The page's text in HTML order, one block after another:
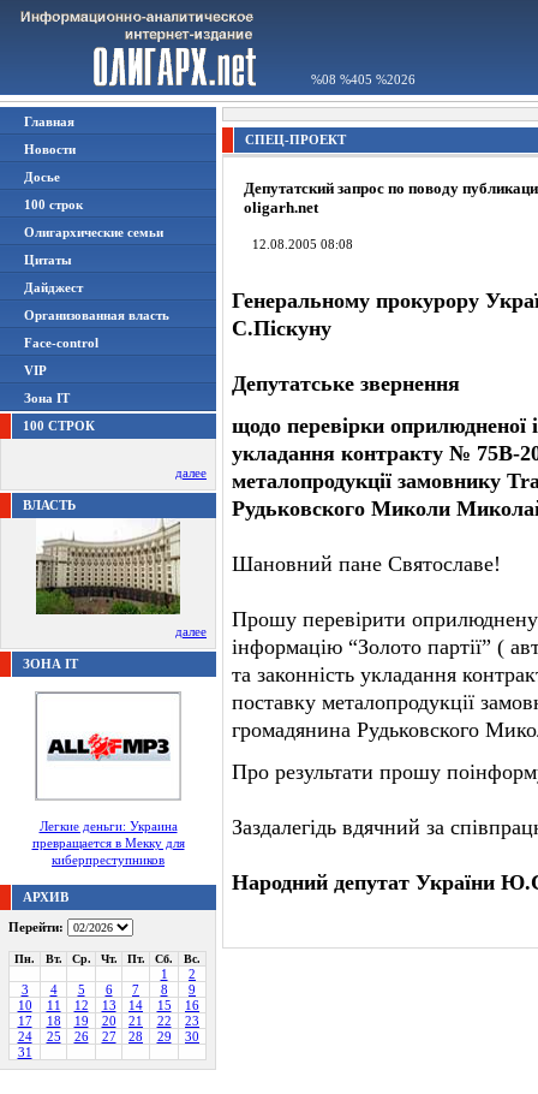
%08 %405 %2026
Главная
Новости
Досье
100 строк
Олигархические семьи
Цитаты
Дайджест
Организованная власть
Face-control
VIP
Зона IT
100 СТРОК
далее
ВЛАСТЬ
далее
ЗОНА IT
Легкие деньги: Украина
превращается в Мекку для
киберпреступников
АРХИВ
Перейти:
Пн. Вт. Ср. Чт. Пт. Сб. Вс.
1
2
3
4 5 6 7 8
9
10
11 12 13 14 15
16
17
18 19 20 21 22
23
24
25 26 27 28 29
30
31
СПЕЦ-ПРОЕКТ
Депутатский запрос по поводу
oligarh.net
12.08.2005 08:08
Генеральному прокурору
С.Піскуну
Депутатське звернення
щодо перевірки оприлюдненої
укладання контракту № 75В-
металопродукції замовнику
Рудьковского Миколи
Шановний пане Святославе!
Прошу перевірити
інформацію “Золото партії” (
та законність укладання
поставку металопродукції
громадянина Рудьковского
Про результати прошу
Заздалегідь вдячний за
Народний депутат України